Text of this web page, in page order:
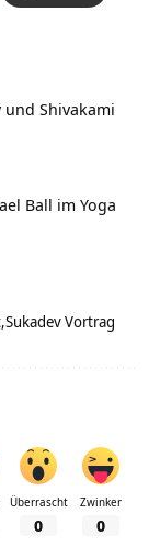
Shivakami
Ball im Yoga
Sukadev Vortrag
Überrascht
0
Zwinker
0